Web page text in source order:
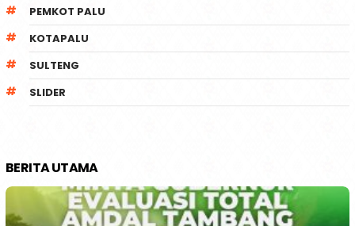
PEMKOT PALU
KOTAPALU
SULTENG
SLIDER
BERITA UTAMA